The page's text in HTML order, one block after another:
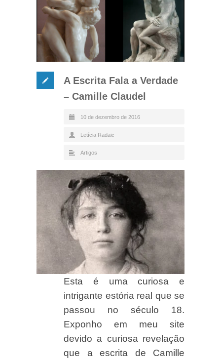
A Escrita Fala a Verdade
– Camille Claudel
10 de dezembro de 2016
Letícia Radaic
Artigos
Esta é uma curiosa e
intrigante estória real que se
passou no século 18.
Exponho em meu site
devido a curiosa revelação
que a escrita de Camille